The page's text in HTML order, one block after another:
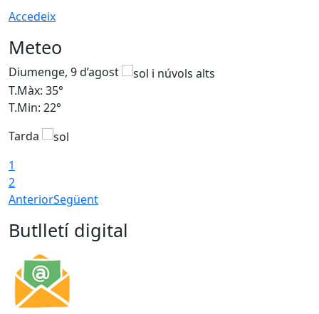
Accedeix
Meteo
Diumenge, 9 d’agost
T.Màx: 35°
T.Min: 22°
Tarda
1
2
AnteriorSegüent
Butlletí digital